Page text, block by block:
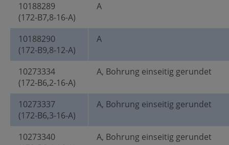
10188289
(172-B7,8-16-A)
A
10188290
(172-B9,8-12-A)
A
10273334
(172-B6,2-16-A)
A, Bohrung einseitig gerundet
10273337
(172-B6,3-16-A)
A, Bohrung einseitig gerundet
10273340
A, Bohrung einseitig gerundet